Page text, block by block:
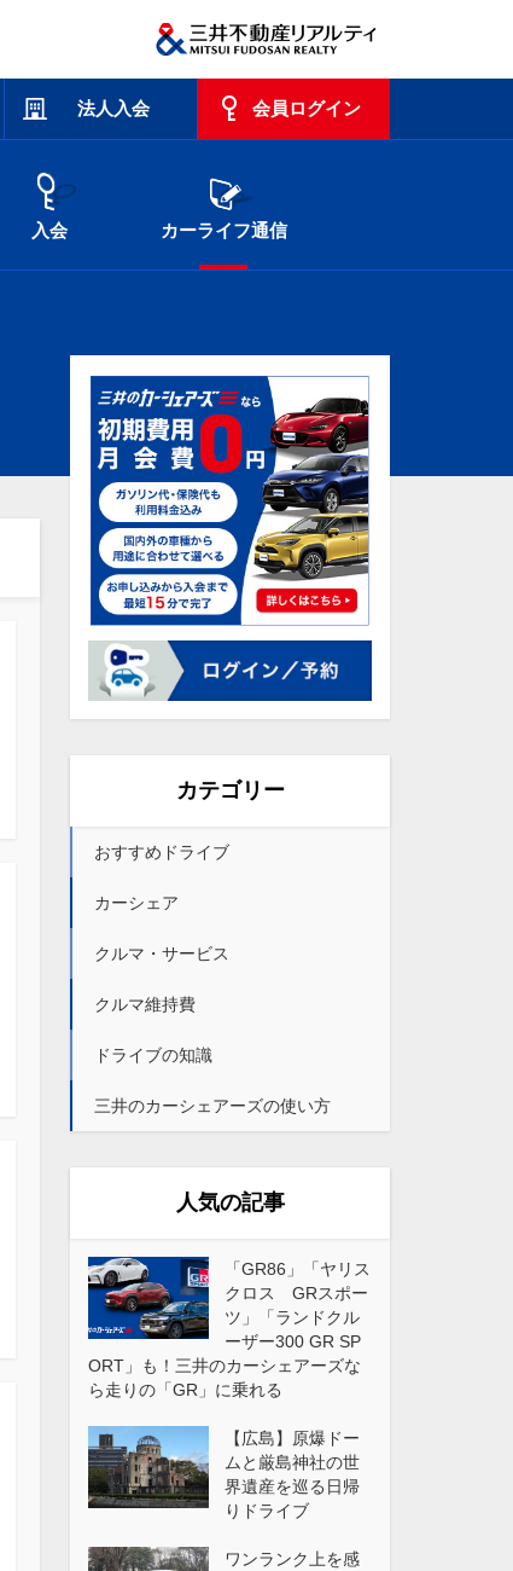
法人入会 会員ログイン
入会 カーライフ通信
カテゴリー
おすすめドライブ
カーシェア
クルマ・サービス
クルマ維持費
ドライブの知識
三井のカーシェアーズの使い方
人気の記事
「GR86」「ヤリス
クロス GRスポー
ツ」「ランドクル
ーザー300 GR SP
ORT」も！三井のカーシェアーズな
ら走りの「GR」に乗れる
【広島】原爆ドー
ムと厳島神社の世
界遺産を巡る日帰
りドライブ
ワンランク上を感